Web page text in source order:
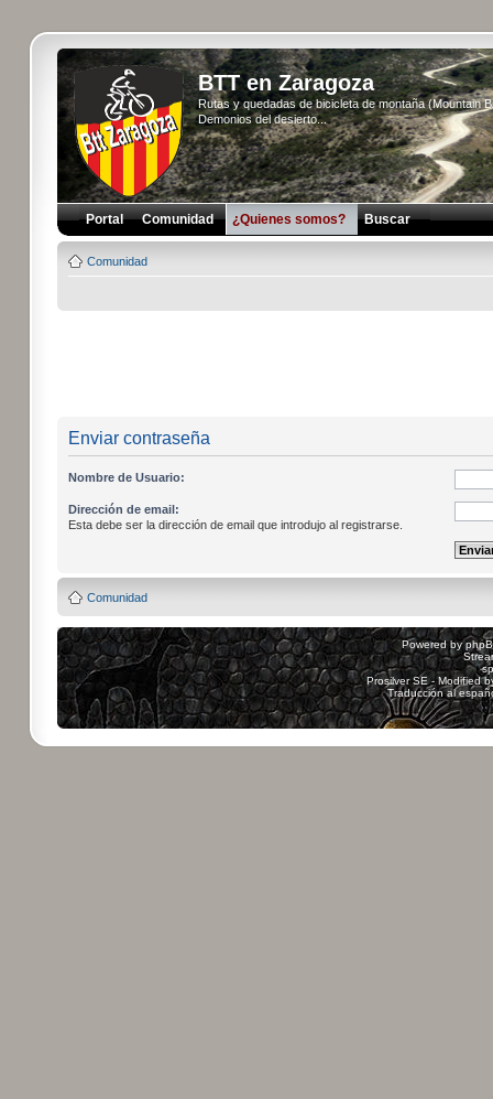
BTT en Zaragoza
Rutas y quedadas de bicicleta de montaña (Mountain
Demonios del desierto...
Portal Comunidad ¿Quienes somos? Buscar
Comunidad
Enviar contraseña
Nombre de Usuario:
Dirección de email:
Esta debe ser la dirección de email que introdujo al registrarse.
Comunidad
Powered by
Prosilver SE - Modified
Traducción al